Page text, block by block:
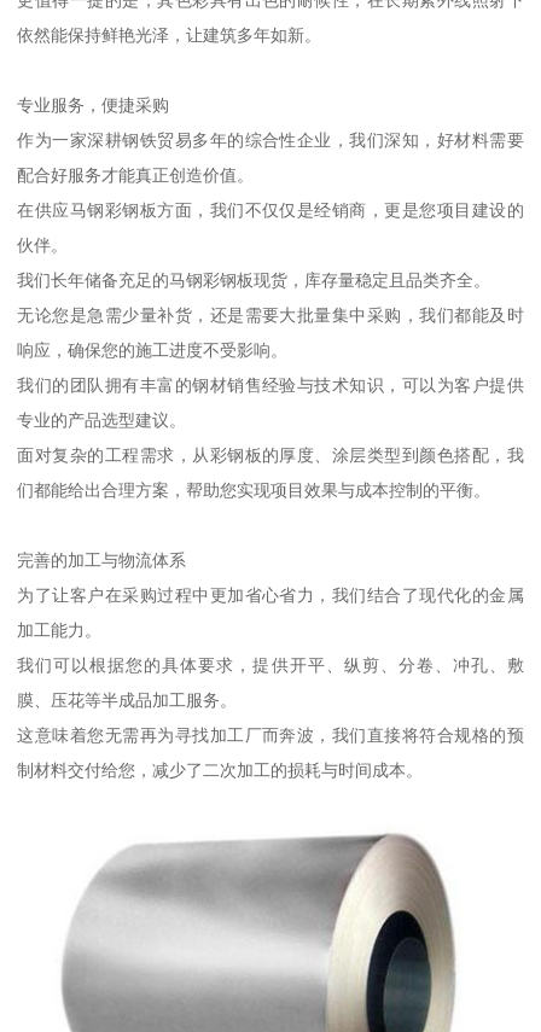
依然能保持鲜艳光泽，让建筑多年如新。
专业服务，便捷采购
作为一家深耕钢铁贸易多年的综合性企业，我们深知，好材料需要
配合好服务才能真正创造价值。
在供应马钢彩钢板方面，我们不仅仅是经销商，更是您项目建设的
伙伴。
我们长年储备充足的马钢彩钢板现货，库存量稳定且品类齐全。
无论您是急需少量补货，还是需要大批量集中采购，我们都能及时
响应，确保您的施工进度不受影响。
我们的团队拥有丰富的钢材销售经验与技术知识，可以为客户提供
专业的产品选型建议。
面对复杂的工程需求，从彩钢板的厚度、涂层类型到颜色搭配，我
们都能给出合理方案，帮助您实现项目效果与成本控制的平衡。
完善的加工与物流体系
为了让客户在采购过程中更加省心省力，我们结合了现代化的金属
加工能力。
我们可以根据您的具体要求，提供开平、纵剪、分卷、冲孔、敷
膜、压花等半成品加工服务。
这意味着您无需再为寻找加工厂而奔波，我们直接将符合规格的预
制材料交付给您，减少了二次加工的损耗与时间成本。